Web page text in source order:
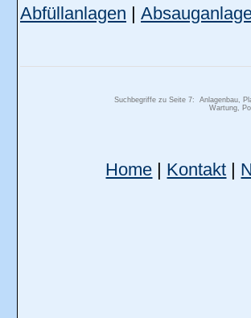
Abfüllanlagen |
Suchbegriffe zu Seite 7: Anlagenbau,
Wartung,
Home | Kontakt |